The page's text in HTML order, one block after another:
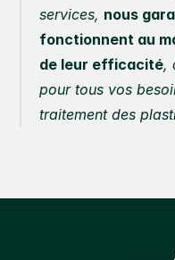
services, nous
fonctionnent au
de leur efficacité,
pour tous vos
traitement des